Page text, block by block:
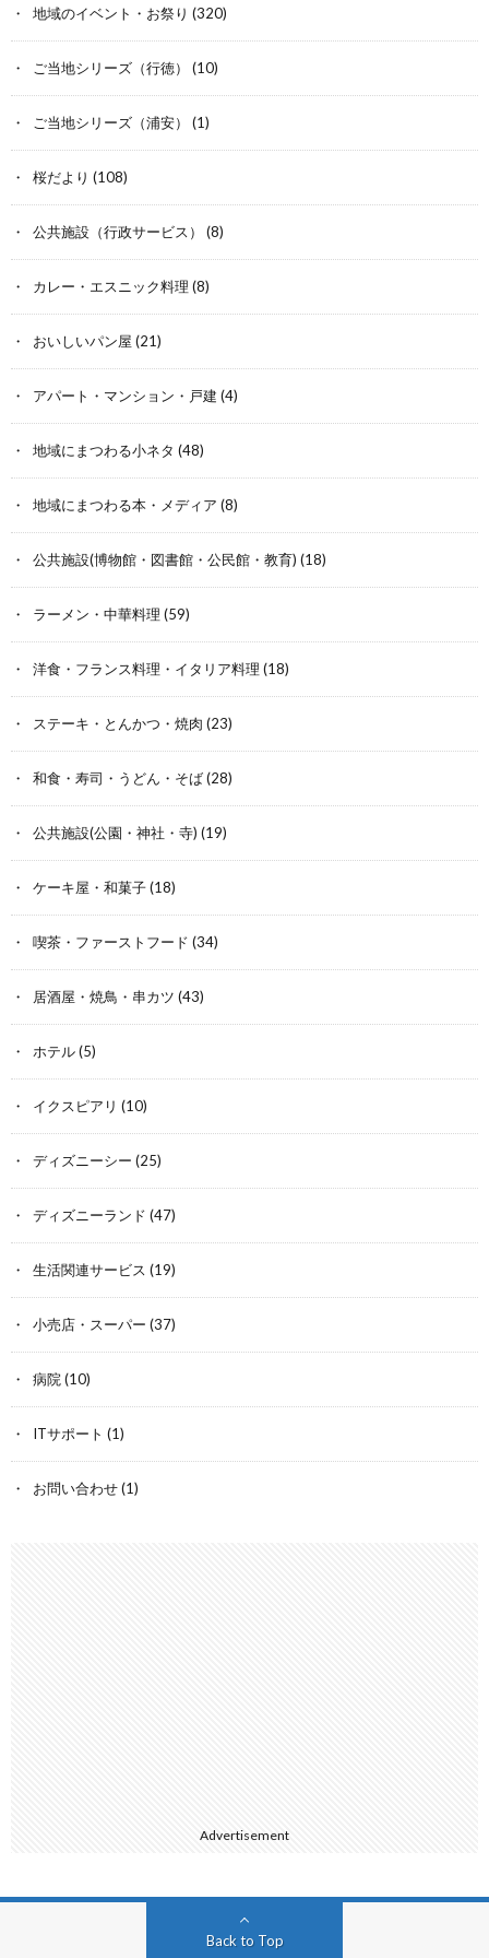
地域のイベント・お祭り (320)
ご当地シリーズ（行徳） (10)
ご当地シリーズ（浦安） (1)
桜だより (108)
公共施設（行政サービス） (8)
カレー・エスニック料理 (8)
おいしいパン屋 (21)
アパート・マンション・戸建 (4)
地域にまつわる小ネタ (48)
地域にまつわる本・メディア (8)
公共施設(博物館・図書館・公民館・教育) (18)
ラーメン・中華料理 (59)
洋食・フランス料理・イタリア料理 (18)
ステーキ・とんかつ・焼肉 (23)
和食・寿司・うどん・そば(28)
公共施設(公園・神社・寺) (19)
ケーキ屋・和菓子(18)
喫茶・ファーストフード (34)
居酒屋・焼鳥・串カツ (43)
ホテル(5)
イクスピアリ (10)
ディズニーシー (25)
ディズニーランド (47)
生活関連サービス (19)
小売店・スーパー (37)
病院(10)
ITサポート (1)
お問い合わせ(1)
Advertisement
Back to Top